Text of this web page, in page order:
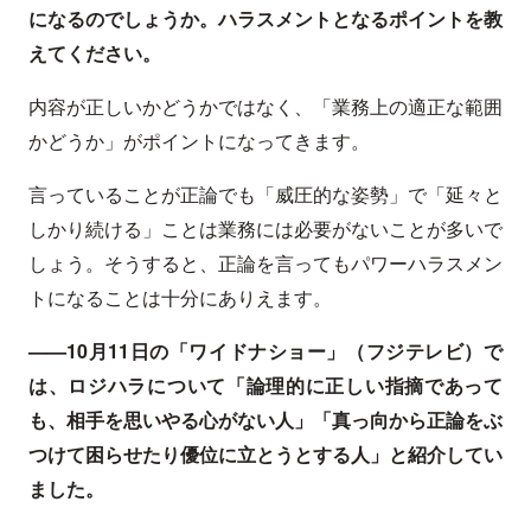
になるのでしょうか。ハラスメントとなるポイントを教
えてください。
内容が正しいかどうかではなく、「業務上の適正な範囲
かどうか」がポイントになってきます。
言っていることが正論でも「威圧的な姿勢」で「延々と
しかり続ける」ことは業務には必要がないことが多いで
しょう。そうすると、正論を言ってもパワーハラスメン
トになることは十分にありえます。
——10月11日の「ワイドナショー」（フジテレビ）で
は、ロジハラについて「論理的に正しい指摘であって
も、相手を思いやる心がない人」「真っ向から正論をぶ
つけて困らせたり優位に立とうとする人」と紹介してい
ました。